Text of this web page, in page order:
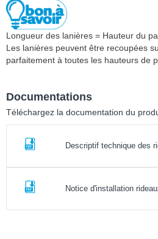
Longueur des lanières = Hauteur du
Les lanières peuvent être recoupées
parfaitement à toutes les hauteurs de
Documentations
Téléchargez la documentation du
Descriptif technique des
Notice d'installation